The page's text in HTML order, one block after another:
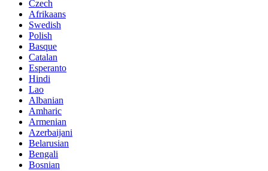
Czech
Afrikaans
Swedish
Polish
Basque
Catalan
Esperanto
Hindi
Lao
Albanian
Amharic
Armenian
Azerbaijani
Belarusian
Bengali
Bosnian